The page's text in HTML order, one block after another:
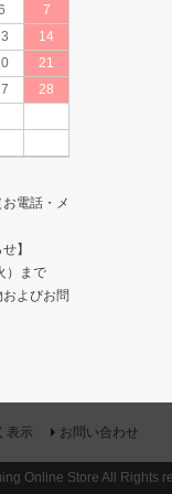
7
14
21
28
電話・メ
】
）まで
よびお問
表示 お問い合わせ
Online Store All Rights